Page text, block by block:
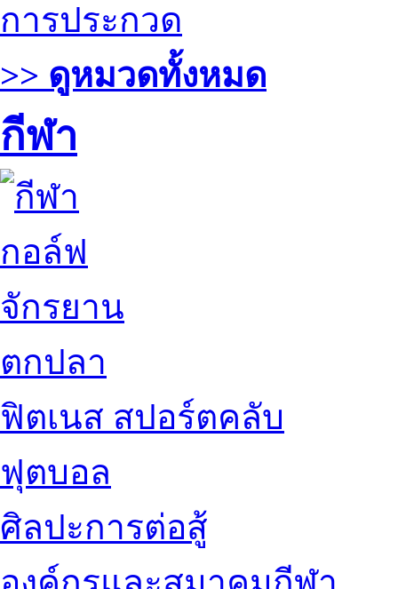
การประกวด
>> ดูหมวดทั้งหมด
กีฬา
กอล์ฟ
จักรยาน
ตกปลา
ฟิตเนส สปอร์ตคลับ
ฟุตบอล
ศิลปะการต่อสู้